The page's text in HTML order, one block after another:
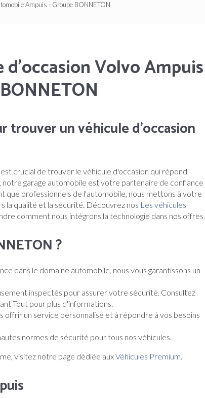
Ampuis - Groupe BONNETON
Volvo Ampuis
trouver un véhicule d'occasion
crucial de trouver le véhicule d'occasion qui répond
garage automobile est votre partenaire de confiance
que professionnels de l'automobile, nous mettons à votre
la qualité et la sécurité. Découvrez nos Les véhicules
comment nous intégrons la technologie dans nos offres.
?
dans le domaine automobile, nous vous garantissons un
inspectés pour assurer votre sécurité. Consultez
Tout pour plus d'informations.
offrir un service personnalisé et à répondre à vos besoins
normes de sécurité pour tous nos véhicules.
visitez notre page dédiée auxVéhicules Premium.